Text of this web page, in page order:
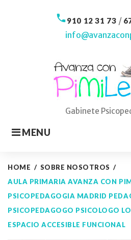
Gabinete
MENU
call910 12 31 73 /
HOME / SOBRE NOSOTROS /
AULA PRIMARIA AVANZA CON
PSICOPEDAGOGIA MADRID
PSICOPEDAGOGO PSICOLOGO
ESPACIO ACCESIBLE FUNCIONAL